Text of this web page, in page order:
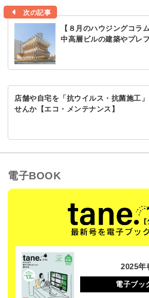
次の記事
【８月のハウジングコラ
中高層ビルの建築やプレ
店舗や自宅を「抗ウイルス・抗菌施工」
せんか【エコ・メンテナンス】
電子BOOK
2025年
電子ブッ